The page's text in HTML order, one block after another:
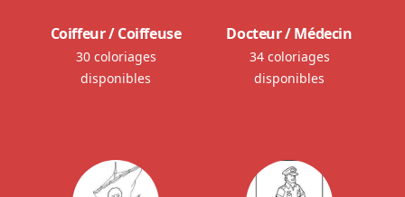
Coiffeur / Coiffeuse
30 coloriages
disponibles
Docteur / Médecin
34 coloriages
disponibles